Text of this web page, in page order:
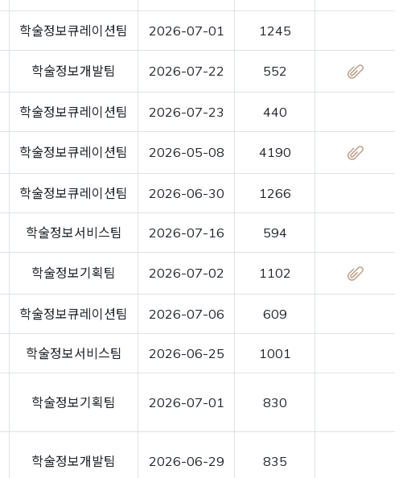
학술정보큐레이션팀 2026-07-01 1245
학술정보개발팀 2026-07-22 552
학술정보큐레이션팀 2026-07-23 440
학술정보큐레이션팀 2026-05-08 4190
학술정보큐레이션팀 2026-06-30 1266
학술정보서비스팀 2026-07-16 594
학술정보기획팀 2026-07-02 1102
학술정보큐레이션팀 2026-07-06 609
학술정보서비스팀 2026-06-25 1001
학술정보기획팀 2026-07-01 830
학술정보개발팀 2026-06-29 835